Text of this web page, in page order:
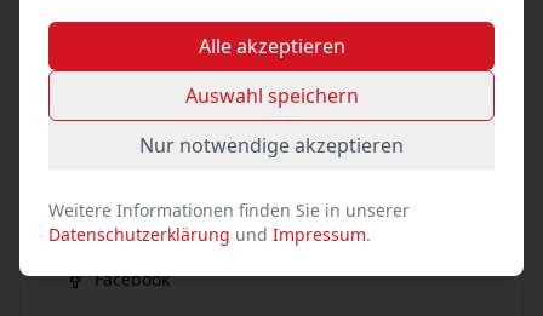
Event teilen
Social Media
Facebook
Alle akzeptieren
Auswahl speichern
Nur notwendige akzeptieren
Weitere Informationen finden Sie in unserer
Datenschutzerklärung und Impressum.